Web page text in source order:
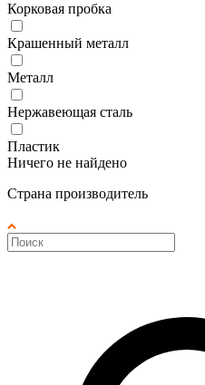
Корковая пробка
Крашенный металл
Металл
Нержавеющая сталь
Пластик
Ничего не найдено
Страна производитель